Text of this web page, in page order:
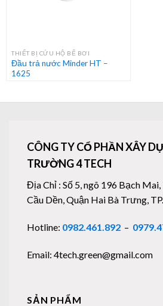
THIẾT BỊ CỨU HỘ BỂ BƠI
Đầu trả nước Minder HT –
1625
CÔNG TY CỔ PHẦN XÂY
TRƯỜNG 4 TECH
Địa Chỉ : Số 5, ngõ 196 Bạch
Cầu Dền, Quận Hai Bà Trưng,
Hotline: 0982.461.892 –
Email: 4tech.green@gmail.com
SẢN PHẨM